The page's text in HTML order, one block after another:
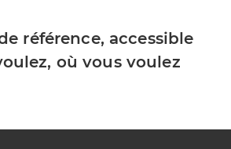
référence, accessible
où vous voulez